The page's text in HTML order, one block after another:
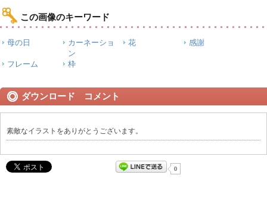
この画像のキーワード
母の日
カーネーショ
ン
花 感謝
フレーム 枠
ダウンロード コメント
素敵なイラストをありがとうございます。
0